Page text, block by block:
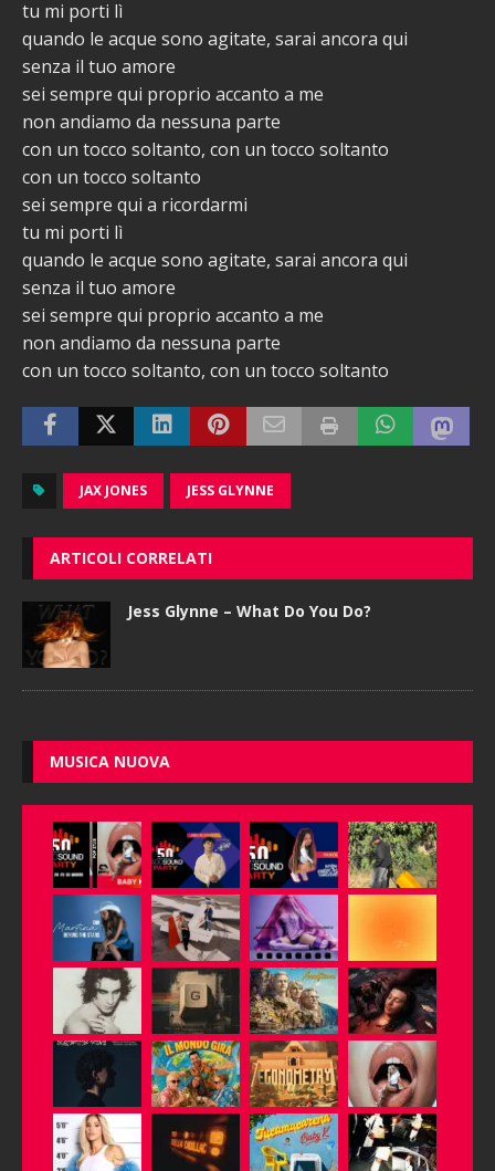
tu mi porti lì
quando le acque sono agitate, sarai ancora qui
senza il tuo amore
sei sempre qui proprio accanto a me
non andiamo da nessuna parte
con un tocco soltanto, con un tocco soltanto
con un tocco soltanto
sei sempre qui a ricordarmi
tu mi porti lì
quando le acque sono agitate, sarai ancora qui
senza il tuo amore
sei sempre qui proprio accanto a me
non andiamo da nessuna parte
con un tocco soltanto, con un tocco soltanto
JAX JONES JESS GLYNNE
ARTICOLI CORRELATI
Jess Glynne – What Do You Do?
MUSICA NUOVA